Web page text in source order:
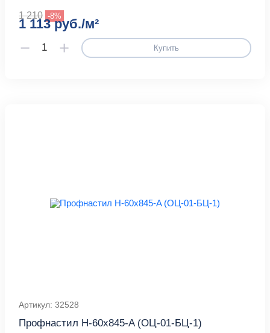
1 210 -8%
1 113 руб./м²
Купить
Артикул: 32528
Профнастил Н-60x845-A (ОЦ-01-БЦ-1)